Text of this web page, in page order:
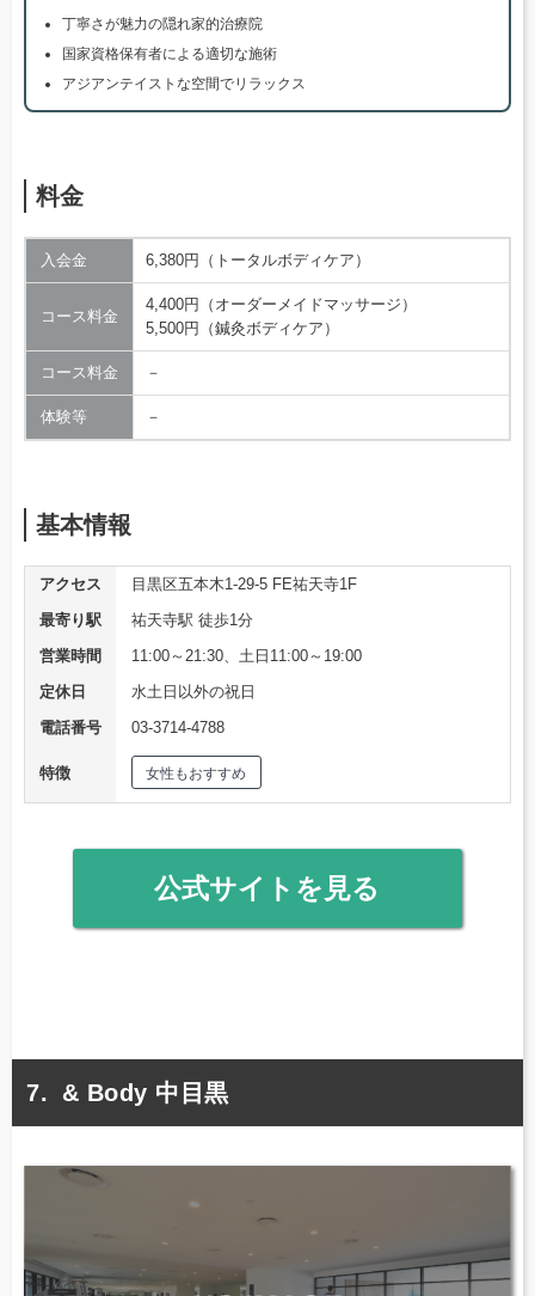
丁寧さが魅力の隠れ家的治療院
国家資格保有者による適切な施術
アジアンテイストな空間でリラックス
料金
入会金 6,380円（トータルボディケア）
コース料金
4,400円（オーダーメイドマッサージ）
5,500円（鍼灸ボディケア）
コース料金 －
体験等 －
基本情報
アクセス
目黒区五本木1-29-5 FE祐天寺1F
最寄り駅
祐天寺駅 徒歩1分
営業時間
11:00～21:30、土日11:00～19:00
定休日
水土日以外の祝日
電話番号
03-3714-4788
特徴 女性もおすすめ
公式サイトを見る
& Body 中目黒